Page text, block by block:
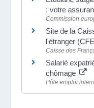
: votre
Commission
Site de la
l'étranger
Caisse des
Salarié
chômage
Pôle emploi